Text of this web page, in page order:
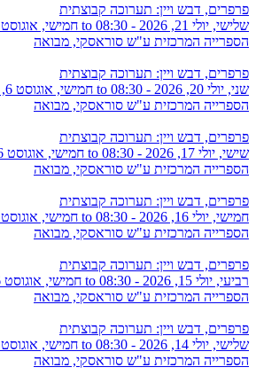
פרפרים, דבש ויין: תערוכה קבוצתית
שלישי, יולי 21, 2026 - 08:30
חמישי, אוגוסט 6, 2026 - 05:29
הספרייה המרכזית ע"ש סוראסקי, מבואה
פרפרים, דבש ויין: תערוכה קבוצתית
שני, יולי 20, 2026 - 08:30
חמישי, אוגוסט 6, 2026 - 05:29
הספרייה המרכזית ע"ש סוראסקי, מבואה
פרפרים, דבש ויין: תערוכה קבוצתית
שישי, יולי 17, 2026 - 08:30
חמישי, אוגוסט 6, 2026 - 05:29
הספרייה המרכזית ע"ש סוראסקי, מבואה
פרפרים, דבש ויין: תערוכה קבוצתית
חמישי, יולי 16, 2026 - 08:30
חמישי, אוגוסט 6, 2026 - 05:29
הספרייה המרכזית ע"ש סוראסקי, מבואה
פרפרים, דבש ויין: תערוכה קבוצתית
רביעי, יולי 15, 2026 - 08:30
חמישי, אוגוסט 6, 2026 - 05:29
הספרייה המרכזית ע"ש סוראסקי, מבואה
פרפרים, דבש ויין: תערוכה קבוצתית
שלישי, יולי 14, 2026 - 08:30
חמישי, אוגוסט 6, 2026 - 05:29
הספרייה המרכזית ע"ש סוראסקי, מבואה